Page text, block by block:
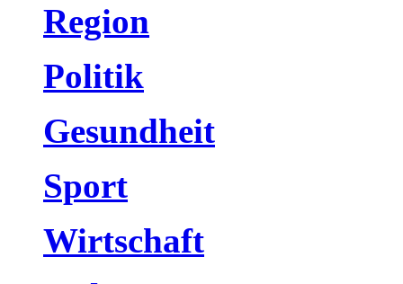
Region
Politik
Gesundheit
Sport
Wirtschaft